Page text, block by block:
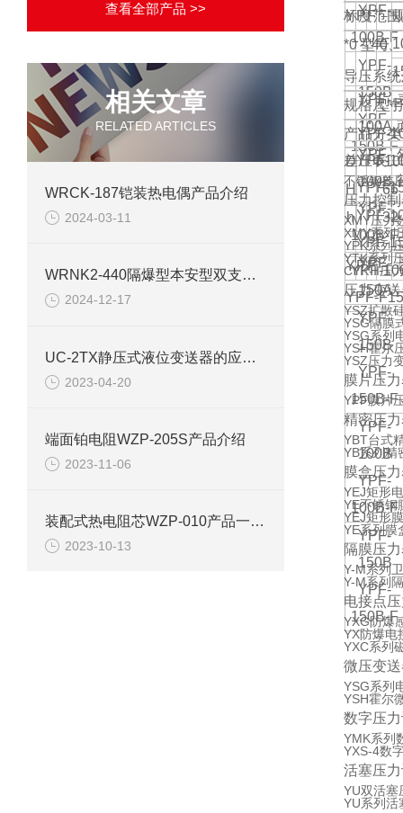
查看全部产品 >>
相关文章
RELATED ARTICLES
WRCK-187铠装热电偶产品介绍
2024-03-11
WRNK2-440隔爆型本安型双支铠装热电偶
2024-12-17
UC-2TX静压式液位变送器的应用需要遵循的选型规则
2023-04-20
端面铂电阻WZP-205S产品介绍
2023-11-06
装配式热电阻芯WZP-010产品一些介绍特点
2023-10-13
YPF-
100B-F
YPF-
150B
YPF-
150B-F
YPF－
YPF－
标度范
型号
YPF-
100A
YPF-
100B
YPF-
100B-F
YPF-
150A
YPF-
150B
YPF-
150B-F
YPF-
100B
YPF-
100B-F
YPF-
150B
YPF-
150B-F
*0～40、
导压系
型
YPF-
YPF-
YPF-
YPF-
YPF-
YPF-
规格尺寸
YPF-
D
Φ
H
66
h
32
产品分类
差压表
不锈钢差
压力控
XMY压力
XMY系列
YPK系列
YTK系列
CYK-Ⅱ压
压力变
YSZ扩散
YSG隔膜
YSG系列
YSH霍尔
YSZ压力
膜片压
YPF膜片
精密压
YBT台式
YB系列精
膜盒压
YEJ矩形
YE不锈钢
YEJ矩形
YE系列膜
隔膜压
Y-M系列
Y-M系列
电接点
YXG防爆
YX防爆电
YXC系列
微压变
YSG系列
YSH霍尔
数字压
YMK系列
YXS-4数
活塞压
YU双活塞
YU系列活